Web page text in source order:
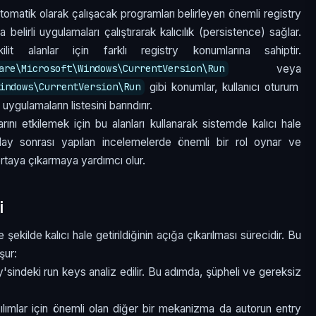
olarak çalışacak programları belirleyen önemli registry
belirli uygulamaları çalıştırarak kalıcılık (persistence) sağlar.
alanlar için farklı registry konumlarına sahiptir.
veya
gibi konumlar, kullanıcı oturum
listesini barındırır.
etkilemek için bu alanları kullanarak sistemde kalıcı hale
sonrası yapılan incelemelerde önemli bir rol oynar ve
çıkarmaya yardımcı olur.
şekilde kalıcı hale getirildiğinin açığa çıkarılması sürecidir. Bu
run keys analiz edilir. Bu adımda, şüpheli ve gereksiz
için önemli olan diğer bir mekanizma da autorun entry